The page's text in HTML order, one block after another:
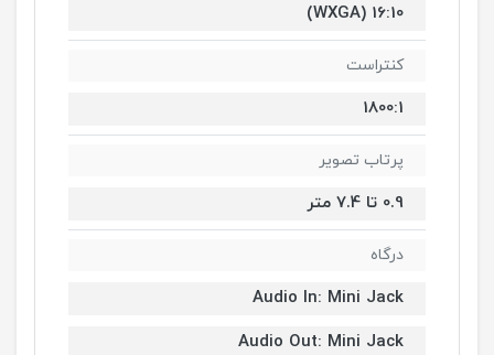
16:10 (WXGA)
کنتراست
1800:1
پرتاب تصویر
0.9 تا 7.4 متر
درگاه
Audio In: Mini Jack
Audio Out: Mini Jack